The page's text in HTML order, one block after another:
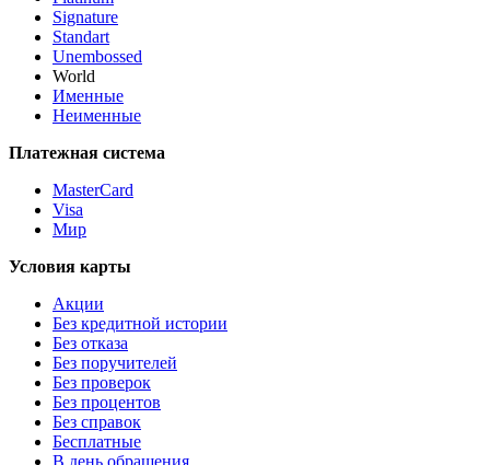
Signature
Standart
Unembossed
World
Именные
Неименные
Платежная система
MasterCard
Visa
Мир
Условия карты
Акции
Без кредитной истории
Без отказа
Без поручителей
Без проверок
Без процентов
Без справок
Бесплатные
В день обращения